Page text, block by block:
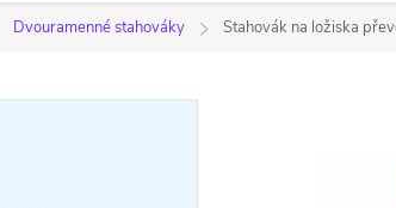
Dvouramenné stahováky Stahovák na ložiska